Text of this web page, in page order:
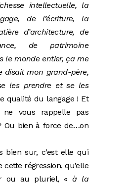
intellectuelle, la
de l’écriture, la
d’architecture, de
de patrimoine
le monde entier, ça me
disait mon grand-père,
les prendre et se les
qualité du langage ! Et
vous rappelle pas
Ou bien à force de…on
bien sur, c’est elle qui
régression, qu’elle
ou au pluriel, «à la